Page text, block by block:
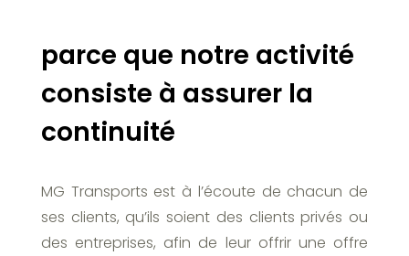
parce que notre activité
consiste à assurer la
continuité
MG Transports est à l’écoute de chacun de
ses clients, qu’ils soient des clients privés ou
des entreprises, afin de leur offrir une offre